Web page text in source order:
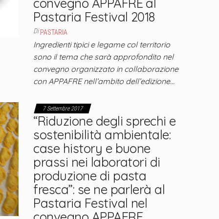
Pastaria Festival 2018
Di PASTARIA
Ingredienti tipici e legame col territorio
sono il tema che sarà approfondito nel
convegno organizzato in collaborazione
con APPAFRE nell’ambito dell’edizione…
7 Settembre 2017
“Riduzione degli sprechi e
sostenibilità ambientale:
case history e buone
prassi nei laboratori di
produzione di pasta
fresca”: se ne parlerà al
Pastaria Festival nel